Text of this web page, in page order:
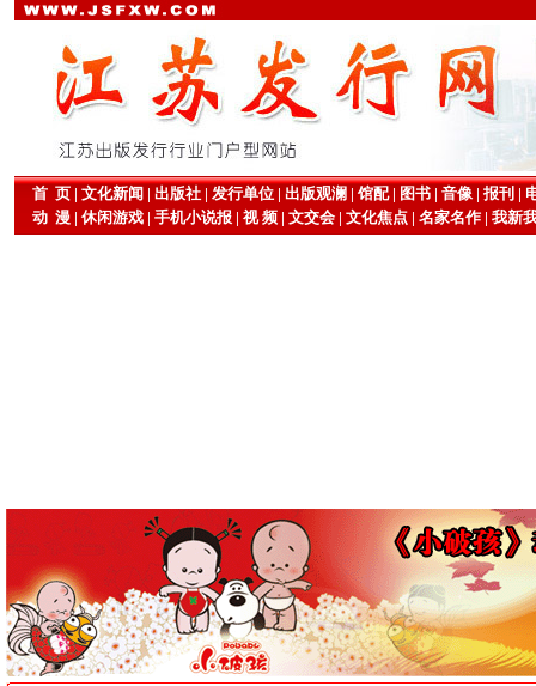
首 页| 文化新闻 | 出版社| 发行单位| 出版观澜 | 馆配| 图书| 音像| 报刊 |
动 漫| 休闲游戏| 手机小说报| 视 频| 文交会| 文化焦点| 名家名作| 我新